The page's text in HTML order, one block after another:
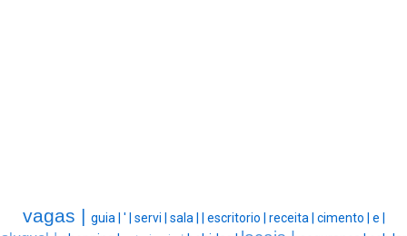
vagas | guia | ' | servi | sala | | escritorio | receita | cimento | e |